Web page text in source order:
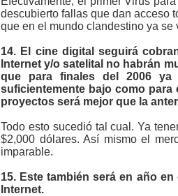
descubierto fallas que dan acceso
que en el mundo clandestino ya
14. El cine digital seguirá
Internet y/o satelital no habrán
que para finales del 2006
suficientemente bajo como
proyectos será mejor que la
Todo esto sucedió tal cual. Ya
$2,000 dólares. Así mismo el
imparable.
15. Este también será en año
Internet.